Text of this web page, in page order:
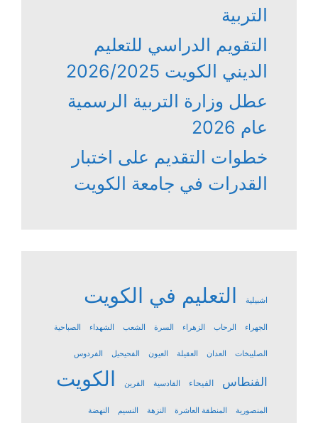
التربية
التقويم الدراسي للتعليم
الديني الكويت 2026/2025
عطل وزارة التربية الرسمية
عام 2026
خطوات التقديم على اختبار
القدرات في جامعة الكويت
اشبيلية التعليم في الكويت
الجهراء الرحاب الزهراء السرة الشعب الشهداء الصباحية
الصليبخات العدان العقيلة العيون الفحيحيل الفردوس
الفنطاس الفيحاء القادسية القرين الكويت
المنصورية المنطقة العاشرة النزهة النسيم النهضة